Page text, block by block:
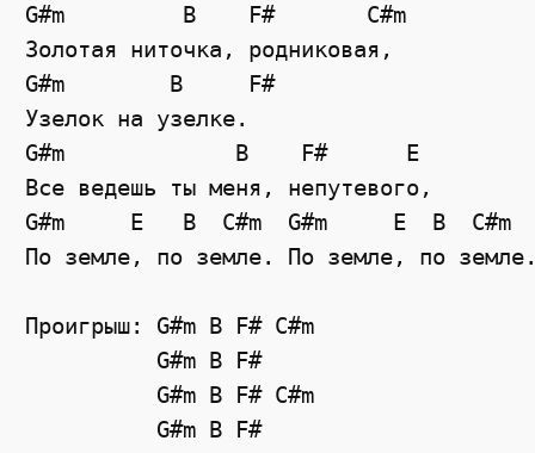
G#m         B    F#       C#m
Золотая ниточка, родниковая,
G#m        B     F#
Узелок на узелке.
G#m             B    F#      E
Все ведешь ты меня, непутевого,
G#m     E   B  C#m  G#m     E  B  C#m
По земле, по земле. По земле, по
Проигрыш: G#m B F# C#m
          G#m B F#
          G#m B F# C#m
          G#m B F#